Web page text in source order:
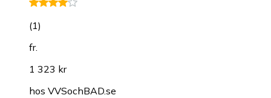
(1)
fr.
1 323 kr
hos VVSochBAD.se